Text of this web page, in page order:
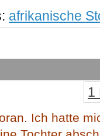
afrikanische
1
Ich hatte